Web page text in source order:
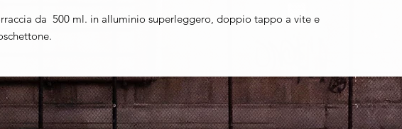
da 500 ml. in alluminio superleggero, doppio tappo a vite e